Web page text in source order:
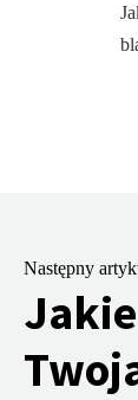
Następny